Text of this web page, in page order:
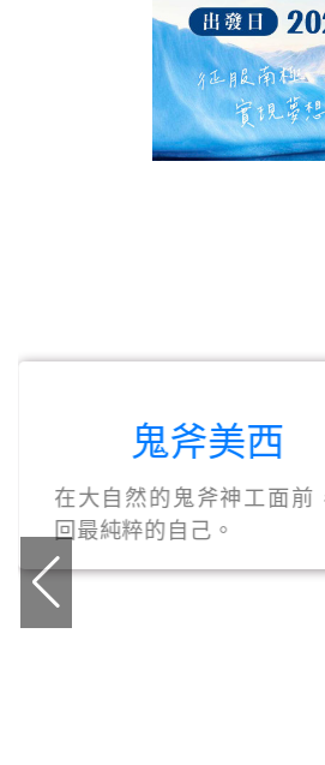
鬼斧美西
在大自然的鬼斧神工面前
回最純粹的自己。